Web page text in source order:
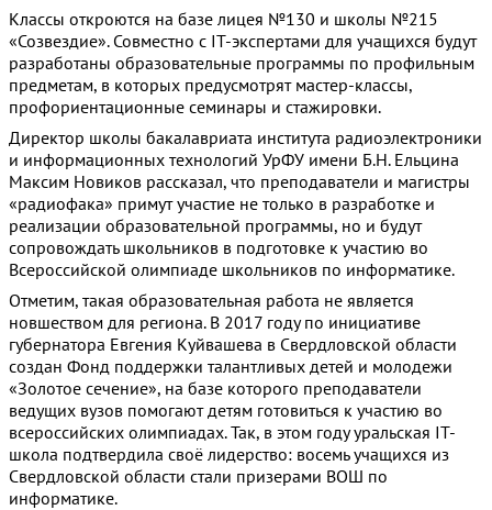
Классы откроются на базе лицея №130 и школы №215
«Созвездие». Совместно с IT-экспертами для учащихся будут
разработаны образовательные программы по профильным
предметам, в которых предусмотрят мастер-классы,
профориентационные семинары и стажировки.
Директор школы бакалавриата института радиоэлектроники
и информационных технологий УрФУ имени Б.Н. Ельцина
Максим Новиков рассказал, что преподаватели и магистры
«радиофака» примут участие не только в разработке и
реализации образовательной программы, но и будут
сопровождать школьников в подготовке к участию во
Всероссийской олимпиаде школьников по информатике.
Отметим, такая образовательная работа не является
новшеством для региона. В 2017 году по инициативе
губернатора Евгения Куйвашева в Свердловской области
создан Фонд поддержки талантливых детей и молодежи
«Золотое сечение», на базе которого преподаватели
ведущих вузов помогают детям готовиться к участию во
всероссийских олимпиадах. Так, в этом году уральская IT-
школа подтвердила своё лидерство: восемь учащихся из
Свердловской области стали призерами ВОШ по
информатике.